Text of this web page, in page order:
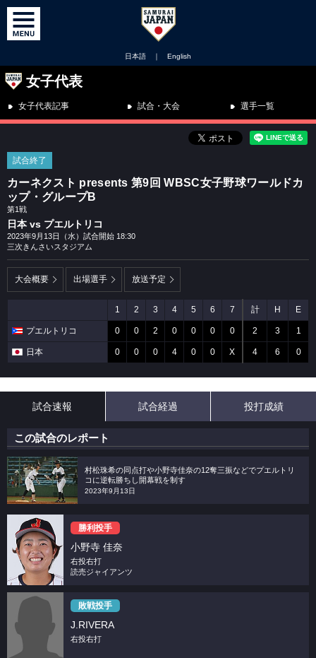
日本語 ｜ English
女子代表
女子代表記事 試合・大会 選手一覧
試合終了
カーネクスト presents 第9回 WBSC女子野球ワールドカ
ップ・グループB
第1戦
日本 vs プエルトリコ
2023年9月13日（水）試合開始 18:30
三次きんさいスタジアム
大会概要 出場選手 放送予定
1 2 3 4 5 6 7 計 H E
プエルトリコ 0 0 2 0 0 0 0 2 3 1
日本 0 0 0 4 0 0 X 4 6 0
試合速報 試合経過 投打成績
この試合のレポート
村松珠希の同点打や小野寺佳奈の12奪三振などでプエルトリ
コに逆転勝ちし開幕戦を制す
2023年9月13日
勝利投手
小野寺 佳奈
右投右打
読売ジャイアンツ
敗戦投手
J.RIVERA
右投右打